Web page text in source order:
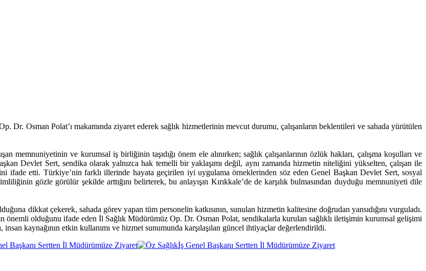
Dr. Osman Polat’ı makamında ziyaret ederek sağlık hizmetlerinin mevcut durumu, çalışanların beklentileri ve sahada yürütülen
memnuniyetinin ve kurumsal iş birliğinin taşıdığı önem ele alınırken; sağlık çalışanlarının özlük hakları, çalışma koşulları ve
Devlet Sert, sendika olarak yalnızca hak temelli bir yaklaşımı değil, aynı zamanda hizmetin niteliğini yükselten, çalışan ile
ifade etti. Türkiye’nin farklı illerinde hayata geçirilen iyi uygulama örneklerinden söz eden Genel Başkan Devlet Sert, sosyal
gözle görülür şekilde arttığını belirterek, bu anlayışın Kırıkkale’de de karşılık bulmasından duyduğu memnuniyeti dile
dikkat çekerek, sahada görev yapan tüm personelin katkısının, sunulan hizmetin kalitesine doğrudan yansıdığını vurguladı.
önemli olduğunu ifade eden İl Sağlık Müdürümüz Op. Dr. Osman Polat, sendikalarla kurulan sağlıklı iletişimin kurumsal gelişimi
kaynağının etkin kullanımı ve hizmet sunumunda karşılaşılan güncel ihtiyaçlar değerlendirildi.